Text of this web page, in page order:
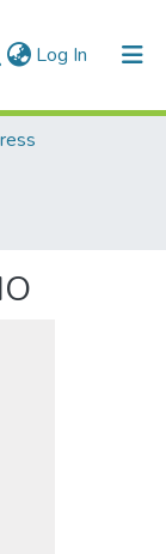
Log In (current)